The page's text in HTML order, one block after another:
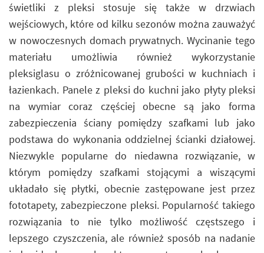
świetliki z pleksi stosuje się także w drzwiach
wejściowych, które od kilku sezonów można zauważyć
w nowoczesnych domach prywatnych. Wycinanie tego
materiału umożliwia również wykorzystanie
pleksiglasu o zróżnicowanej grubości w kuchniach i
łazienkach. Panele z pleksi do kuchni jako płyty pleksi
na wymiar coraz częściej obecne są jako forma
zabezpieczenia ściany pomiędzy szafkami lub jako
podstawa do wykonania oddzielnej ścianki działowej.
Niezwykle popularne do niedawna rozwiązanie, w
którym pomiędzy szafkami stojącymi a wiszącymi
układało się płytki, obecnie zastępowane jest przez
fototapety, zabezpieczone pleksi. Popularność takiego
rozwiązania to nie tylko możliwość częstszego i
lepszego czyszczenia, ale również sposób na nadanie